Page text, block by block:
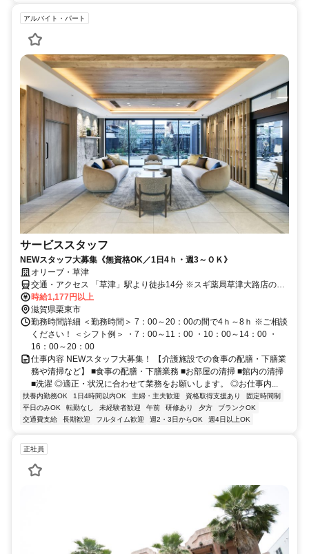
アルバイト・パート
サービススタッフ
NEWスタッフ大募集《無資格OK／1日4ｈ・週3～ＯＫ》
オリーブ・草津
交通・アクセス 「草津」駅より徒歩14分 ※スギ薬局草津大路店の向
い
時給1,177円以上
滋賀県栗東市
勤務時間詳細 ＜勤務時間＞ 7：00～20：00の間で4ｈ～8ｈ ※ご相談
ください！ ＜シフト例＞ ・7：00～11：00 ・10：00～14：00 ・
16：00～20：00
仕事内容 NEWスタッフ大募集！ 【介護施設での食事の配膳・下膳業
務や清掃など】 ■食事の配膳・下膳業務 ■お部屋の清掃 ■館内の清掃
■洗濯 ◎適正・状況に合わせて業務をお願いします。 ◎お仕事内...
扶養内勤務OK 1日4時間以内OK 主婦・主夫歓迎 資格取得支援あり
固定時間制
平日のみOK
転勤なし 未経験者歓迎 午前 研修あり 夕方
ブランクOK
交通費支給
長期歓迎 フルタイム歓迎 週2・3日からOK 週4日以上OK
正社員